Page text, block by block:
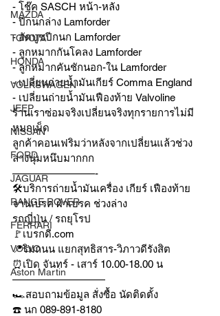
MAZDA
TOYOTA
HONDA
VOLKSWAGEN
JEEP
NISSAN
FORD
JAGUAR
RANGE ROVER
FERRARI
VOLVO
Aston Martin
- โช๊ค SASCH หน้า-หลัง
- ปีกนกล่าง Lamforder
- อัดบูชปีกนก Lamforder
- ลูกหมากกันโคลง Lamforder
- ลูกหมากคันชักนอก-ใน Lamforder
- เปลี่ยนถ่ายน้ำมันเกียร์ Comma England
- เปลี่ยนถ่ายน้ำมันเฟืองท้าย Valvoline
ร้านเราซ่อมจริงเปลี่ยนจริงทุกรายการไม่มี
หมกเม็ด
ลูกค้าคอนเฟริมว่าหลังจากเปลี่ยนแล้วช่วง
ล่างนุ่มหนึบมากกก
————————-
🛠บริการถ่ายน้ำมันเครื่อง เกียร์ เฟืองท้าย
จานเบรค ผ้าเบรค ช่วงล่าง
รถญี่ปุ่น / รถยุโรป
🚩เบรกดี.com
📍ริมถนน แยกสุทธิสาร-วิภาวดีรังสิต
⏰เปิด จันทร์ - เสาร์ 10.00-18.00 น
—————————
🏎สอบถามข้อมูล สั่งซื้อ นัดติดตั้ง
☎️ นก 089-891-8180